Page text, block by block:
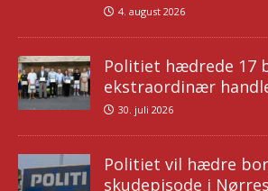
4. august 2026
Politiet hædrede 17
ekstraordinær
30. juli 2026
Politiet vil hædre
skudepisode i